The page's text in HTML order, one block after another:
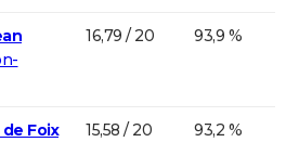
16,79 / 20 93,9 %
Foix
15,58 / 20 93,2 %